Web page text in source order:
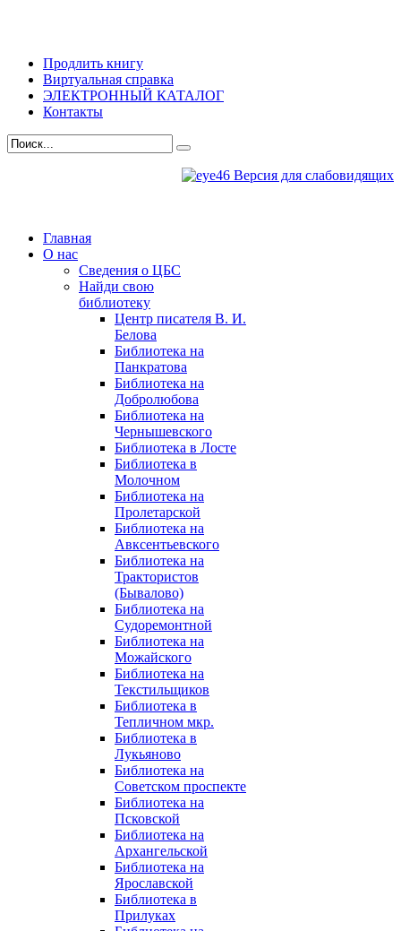
Продлить книгу
Виртуальная справка
ЭЛЕКТРОННЫЙ КАТАЛОГ
Контакты
Версия для слабовидящих
Главная
О нас
Сведения о ЦБС
Найди свою
библиотеку
Центр писателя В. И.
Белова
Библиотека на
Панкратова
Библиотека на
Добролюбова
Библиотека на
Чернышевского
Библиотека в Лосте
Библиотека в
Молочном
Библиотека на
Пролетарской
Библиотека на
Авксентьевского
Библиотека на
Трактористов
(Бывалово)
Библиотека на
Судоремонтной
Библиотека на
Можайского
Библиотека на
Текстильщиков
Библиотека в
Тепличном мкр.
Библиотека в
Лукьяново
Библиотека на
Советском проспекте
Библиотека на
Псковской
Библиотека на
Архангельской
Библиотека на
Ярославской
Библиотека в
Прилуках